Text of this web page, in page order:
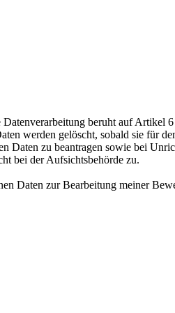
beruht auf Artikel
werden gelöscht, sobald sie für
Daten zu beantragen sowie bei
bei der Aufsichtsbehörde zu.
Daten zur Bearbeitung meiner